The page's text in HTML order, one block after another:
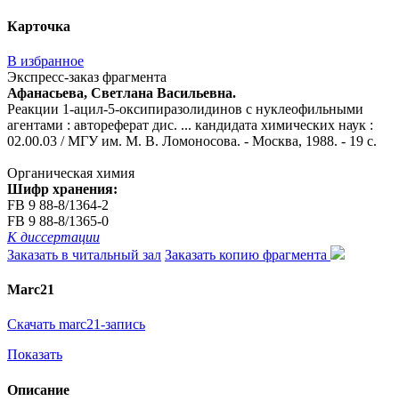
Карточка
В избранное
Экспресс-заказ фрагмента
Афанасьева, Светлана Васильевна.
Реакции 1-ацил-5-оксипиразолидинов с нуклеофильными
агентами : автореферат дис. ... кандидата химических наук :
02.00.03 / МГУ им. М. В. Ломоносова. - Москва, 1988. - 19 с.
Органическая химия
Шифр хранения:
FB 9 88-8/1364-2
FB 9 88-8/1365-0
К диссертации
Заказать в читальный зал Заказать копию фрагмента
Marc21
Скачать marc21-запись
Показать
Описание